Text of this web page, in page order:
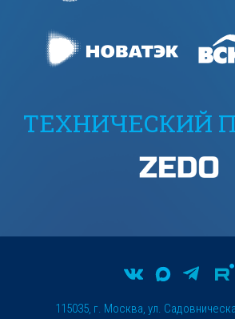
ТЕХНИЧЕСКИЙ
115035, г. Москва, ул.